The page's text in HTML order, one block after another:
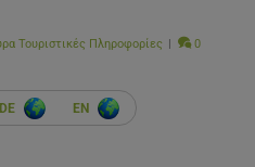
Τουριστικές Πληροφορίες 0
DE EN